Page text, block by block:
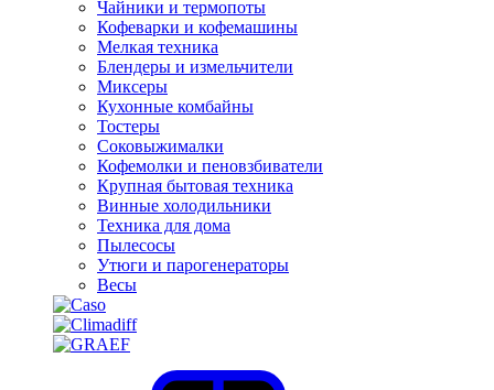
Чайники и термопоты
Кофеварки и кофемашины
Мелкая техника
Блендеры и измельчители
Миксеры
Кухонные комбайны
Тостеры
Соковыжималки
Кофемолки и пеновзбиватели
Крупная бытовая техника
Винные холодильники
Техника для дома
Пылесосы
Утюги и парогенераторы
Весы